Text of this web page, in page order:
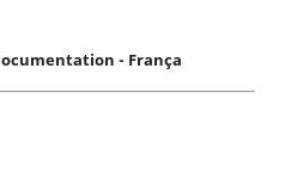
- França